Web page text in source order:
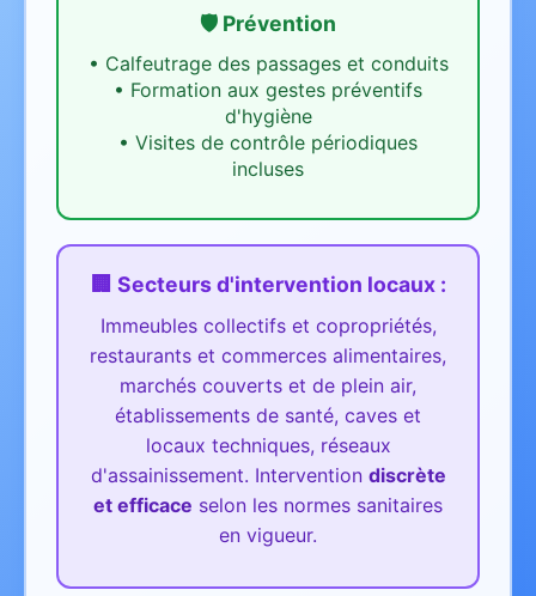
🛡️ Prévention
• Calfeutrage des passages et conduits
• Formation aux gestes préventifs
d'hygiène
• Visites de contrôle périodiques
incluses
🏢 Secteurs d'intervention locaux :
Immeubles collectifs et copropriétés,
restaurants et commerces alimentaires,
marchés couverts et de plein air,
établissements de santé, caves et
locaux techniques, réseaux
d'assainissement. Intervention discrète
et efficace selon les normes sanitaires
en vigueur.